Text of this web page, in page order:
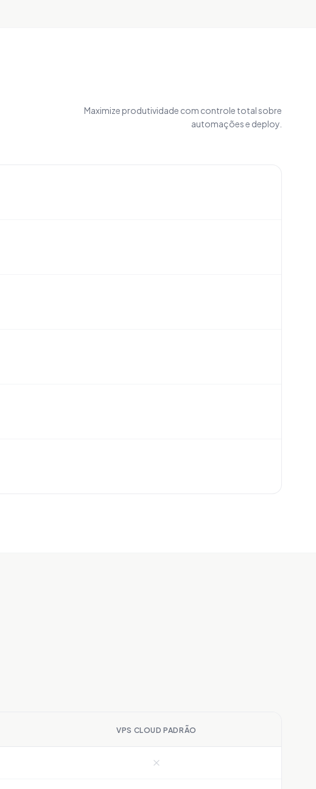
Maximize produtividade com controle total sobre
automações e deploy.
VPS CLOUD PADRÃO